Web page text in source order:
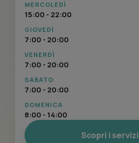
MERCOLEDÌ
15:00 - 22:00
GIOVEDÌ
7:00 - 20:00
VENERDÌ
7:00 - 20:00
SABATO
7:00 - 20:00
DOMENICA
8:00 - 14:00
Scopri i servizi